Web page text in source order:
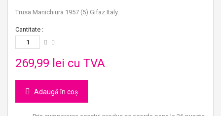
Trusa Manichiura 1957 (5) Gifaz Italy
Cantitate :
269,99 lei cu TVA
Adaugă în coș